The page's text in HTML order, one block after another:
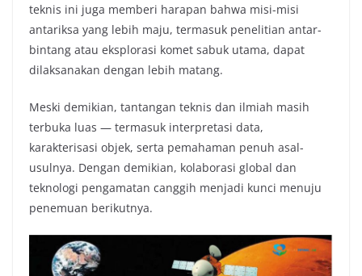
teknis ini juga memberi harapan bahwa misi-misi
antariksa yang lebih maju, termasuk penelitian antar-
bintang atau eksplorasi komet sabuk utama, dapat
dilaksanakan dengan lebih matang.
Meski demikian, tantangan teknis dan ilmiah masih
terbuka luas — termasuk interpretasi data,
karakterisasi objek, serta pemahaman penuh asal-
usulnya. Dengan demikian, kolaborasi global dan
teknologi pengamatan canggih menjadi kunci menuju
penemuan berikutnya.